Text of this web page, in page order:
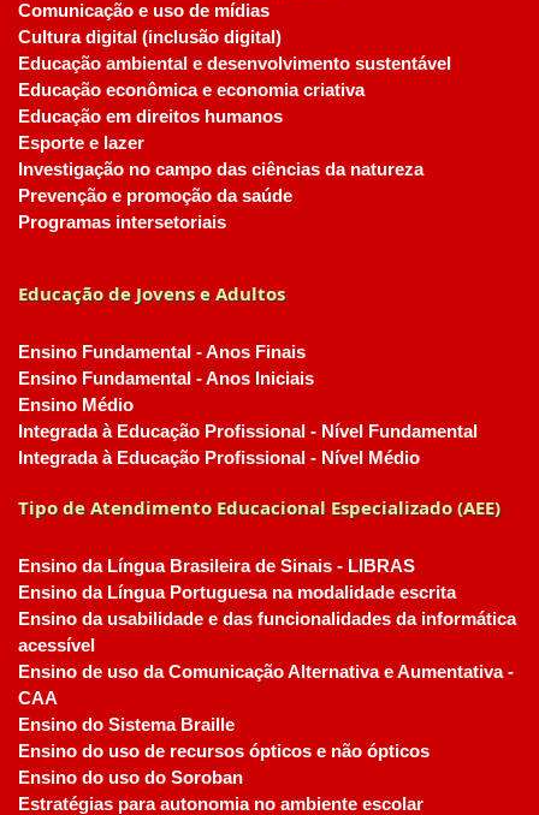
Comunicação e uso de mídias
Cultura digital (inclusão digital)
Educação ambiental e desenvolvimento sustentável
Educação econômica e economia criativa
Educação em direitos humanos
Esporte e lazer
Investigação no campo das ciências da natureza
Prevenção e promoção da saúde
Programas intersetoriais
Educação de Jovens e Adultos
Ensino Fundamental - Anos Finais
Ensino Fundamental - Anos Iniciais
Ensino Médio
Integrada à Educação Profissional - Nível Fundamental
Integrada à Educação Profissional - Nível Médio
Tipo de Atendimento Educacional Especializado (AEE)
Ensino da Língua Brasileira de Sinais - LIBRAS
Ensino da Língua Portuguesa na modalidade escrita
Ensino da usabilidade e das funcionalidades da informática
acessível
Ensino de uso da Comunicação Alternativa e Aumentativa -
CAA
Ensino do Sistema Braille
Ensino do uso de recursos ópticos e não ópticos
Ensino do uso do Soroban
Estratégias para autonomia no ambiente escolar